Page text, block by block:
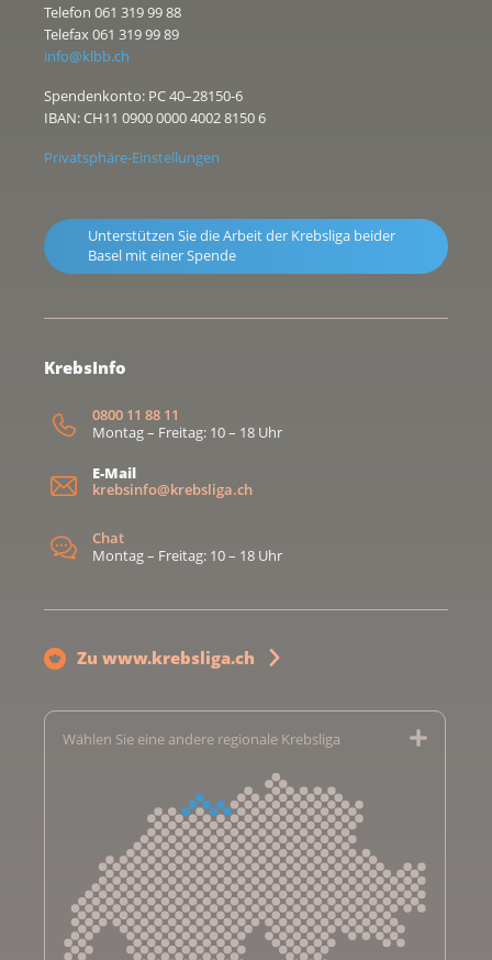
Telefon 061 319 99 88
Telefax 061 319 99 89
info@klbb.ch
Spendenkonto: PC 40–28150-6
IBAN: CH11 0900 0000 4002 8150 6
Privatsphäre-Einstellungen
Unterstützen Sie die Arbeit der Krebsliga beider
Basel mit einer Spende
KrebsInfo
0800 11 88 11
Montag – Freitag: 10 – 18 Uhr
E-Mail
krebsinfo@krebsliga.ch
Chat
Montag – Freitag: 10 – 18 Uhr
Zu www.krebsliga.ch
Wählen Sie eine andere regionale Krebsliga